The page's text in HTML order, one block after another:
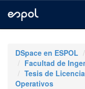
navigationDSpace en ESPOL
Facultad de
Tesis de
Operativos